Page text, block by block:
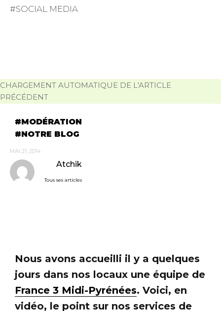
SOCIAL MEDIA
CHARGEMENT AUTOMATIQUE DE L'ARTICLE
PRÉCÉDENT
MODÉRATION
NOTRE BLOG
MAI 21, 2014
Atchik
Tous ses articles
Nous avons accueilli il y a quelques
jours dans nos locaux une équipe de
France 3 Midi-Pyrénées. Voici, en
vidéo, le point sur nos services de